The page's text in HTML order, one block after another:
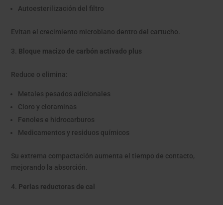
Autoesterilización del filtro
Evitan el crecimiento microbiano dentro del cartucho.
Bloque macizo de carbón activado plus
Reduce o elimina:
Metales pesados adicionales
Cloro y cloraminas
Fenoles e hidrocarburos
Medicamentos y residuos químicos
Su extrema compactación aumenta el tiempo de contacto,
mejorando la absorción.
Perlas reductoras de cal